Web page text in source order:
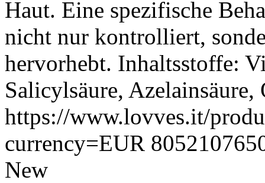
Haut. Eine spezifische
nicht nur kontrolliert,
hervorhebt. Inhaltsstoffe:
Salicylsäure,
https://www.lovves.it/
currency=EUR
New